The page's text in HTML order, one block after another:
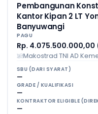
Pembangunan
Kantor Kipan 2 LT
Banyuwangi
PAGU
Rp. 4.075.500.000,00
Makostrad TNI AD
SBU (DARI SYARAT)
—
GRADE / KUALIFIKASI
—
KONTRAKTOR ELIGIBLE
—